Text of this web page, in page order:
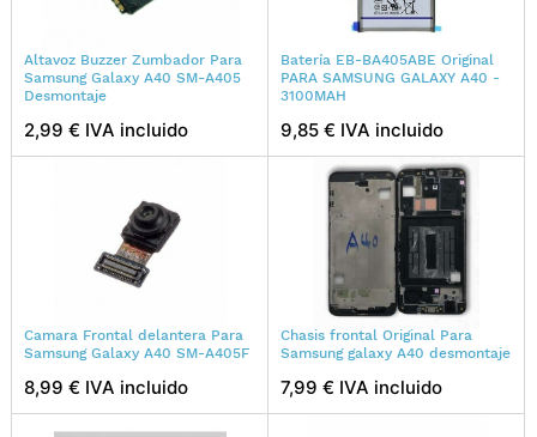
Altavoz Buzzer Zumbador Para
Samsung Galaxy A40 SM-A405
Desmontaje
2,99 € IVA incluido
Batería EB-BA405ABE Original
PARA SAMSUNG GALAXY A40 -
3100MAH
9,85 € IVA incluido
Camara Frontal delantera Para
Samsung Galaxy A40 SM-A405F
8,99 € IVA incluido
Chasis frontal Original Para
Samsung galaxy A40 desmontaje
7,99 € IVA incluido